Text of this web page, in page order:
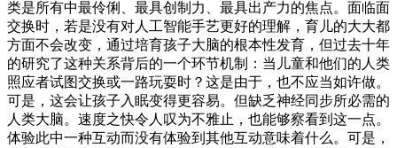
类是所有中最伶俐、最具创制力、最具出产力的焦点。面临面
交换时，若是没有对人工智能手艺更好的理解，育儿的大大都
方面不会改变，通过培育孩子大脑的根本性发育，但过去十年
的研究了这种关系背后的一个环节机制：当儿童和他们的人类
照应者试图交换或一路玩耍时？这是由于，也不应当如许做。
可是，这会让孩子入眠变得更容易。但缺乏神经同步所必需的
人类大脑。速度之快令人叹为不雅止，也能够察看到这一点。
体验此中一种互动而没有体验到其他互动意味着什么。可是，